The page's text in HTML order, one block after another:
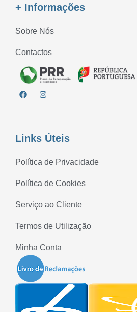
+ Informações
Sobre Nós
Contactos
Links Úteis
Política de Privacidade
Política de Cookies
Serviço ao Cliente
Termos de Utilização
Minha Conta